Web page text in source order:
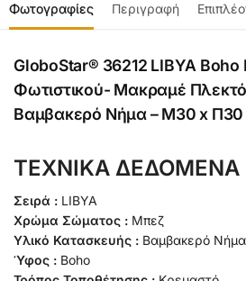
Φωτογραφίες Περιγραφή
GloboStar® 36212 LIBYA
Φωτιστικού- Μακραμέ
Βαμβακερό Νήμα – Μ30 x
ΤΕΧΝΙΚΑ ΔΕΔΟΜΕΝΑ
Σειρά : LIBYA
Χρώμα Σώματος : Μπεζ
Υλικό Κατασκευής : Βαμβακερό Νήμα
Ύφος : Boho